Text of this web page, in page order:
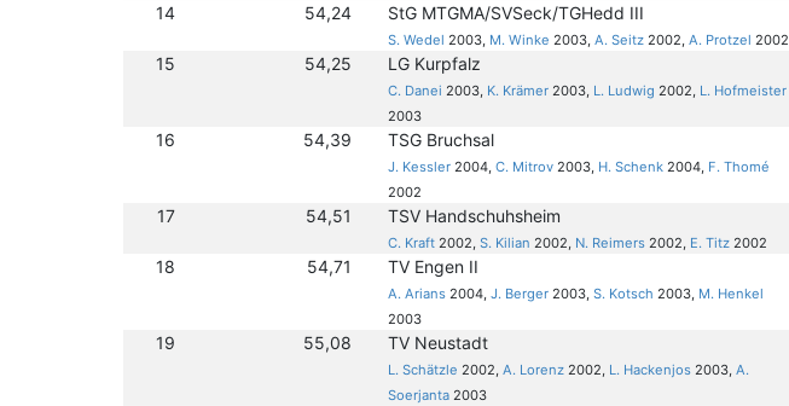
14 54,24 StG MTGMA/SVSeck/TGHedd III
S. Wedel 2003, M. Winke 2003,A. Seitz 2002,A. Protzel 2002
15 54,25 LG Kurpfalz
C. Danei 2003, K. Krämer 2003, L. Ludwig 2002, L. Hofmeister
2003
16 54,39 TSG Bruchsal
J. Kessler 2004,C. Mitrov 2003, H. Schenk 2004, F. Thomé
2002
17 54,51 TSV Handschuhsheim
C. Kraft 2002,S. Kilian 2002, N. Reimers 2002, E. Titz 2002
18 54,71 TV Engen II
A. Arians 2004,J. Berger 2003,S. Kotsch 2003, M. Henkel
2003
19 55,08 TV Neustadt
L. Schätzle 2002,A. Lorenz 2002, L. Hackenjos 2003,A.
Soerjanta 2003